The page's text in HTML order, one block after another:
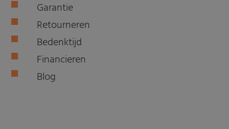
Garantie
Retourneren
Bedenktijd
Financieren
Blog